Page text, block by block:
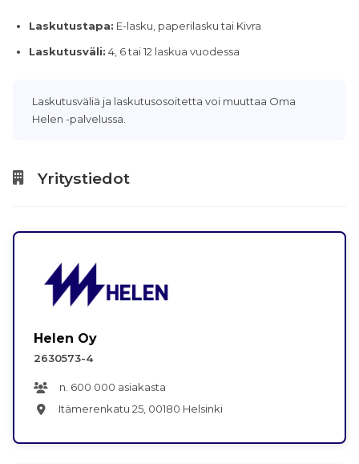
Laskutustapa: E-lasku, paperilasku tai Kivra
Laskutusväli: 4, 6 tai 12 laskua vuodessa
Laskutusväliä ja laskutusosoitetta voi muuttaa Oma
Helen -palvelussa.
Yritystiedot
Helen Oy
2630573-4
n. 600 000 asiakasta
Itämerenkatu 25, 00180 Helsinki